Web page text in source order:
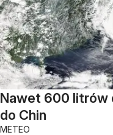
Nawet 600 litrów
do Chin
METEO